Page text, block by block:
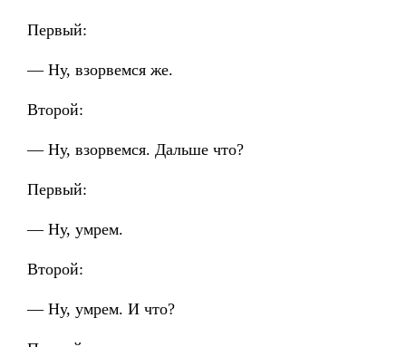
Первый:
— Ну, взорвемся же.
Второй:
— Ну, взорвемся. Дальше что?
Первый:
— Ну, умрем.
Второй:
— Ну, умрем. И что?